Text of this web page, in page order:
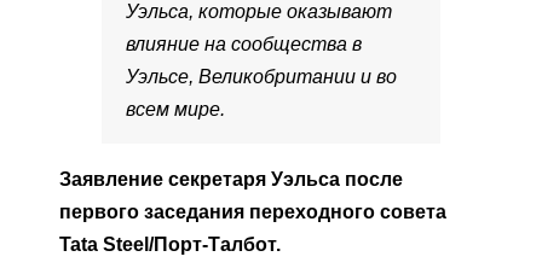
Уэльса, которые оказывают
влияние на сообщества в
Уэльсе, Великобритании и во
всем мире.
Заявление секретаря Уэльса после
первого заседания переходного совета
Tata Steel/Порт-Талбот.